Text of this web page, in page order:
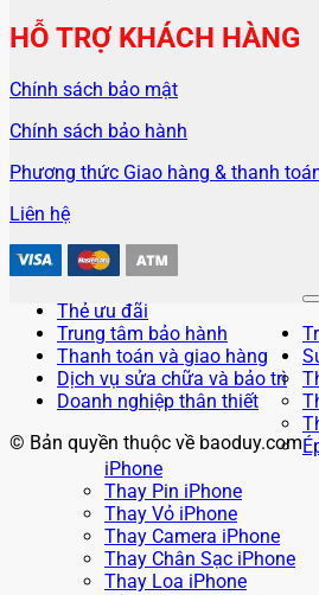
HỖ TRỢ KHÁCH HÀNG
Chính sách bảo mật
Chính sách bảo hành
Phương thức Giao hàng & thanh
Liên hệ
Thẻ ưu đãi
Trung tâm bảo hành
Thanh toán và giao hàng
Dịch vụ sửa chữa và bảo trì
Doanh nghiệp thân thiết
© Bản quyền thuộc về baoduy.com
iPhone
Thay Pin iPhone
Thay Vỏ iPhone
Thay Camera iPhone
Thay Chân Sạc iPhone
Thay Loa iPhone